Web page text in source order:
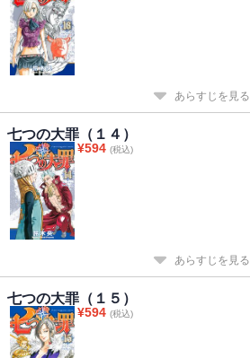
あらすじを見る
七つの大罪（１４）
¥594 (税込)
あらすじを見る
七つの大罪（１５）
¥594 (税込)